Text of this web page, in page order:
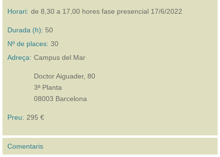
Horari: de 8,30 a 17,00 hores fase presencial 17/6/2022
Durada (h): 50
Nº de places: 30
Adreça: Campus del Mar
Doctor Aiguader, 80
3ª Planta
08003 Barcelona
Preu: 295 €
Comentaris